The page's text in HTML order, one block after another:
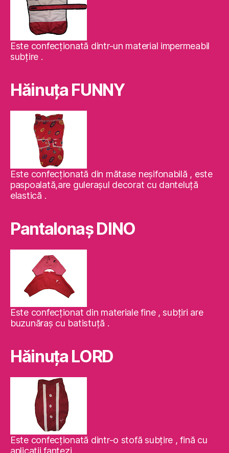
Este confecţionată dintr-un material impermeabil
subţire .
Hăinuţa FUNNY
Este confecţionată din mătase neşifonabilă , este
paspoalată,are guleraşul decorat cu danteluţă
elastică .
Pantalonaş DINO
Este confecţionat din materiale fine , subţiri are
buzunăraş cu batistuţă .
Hăinuţa LORD
Este confecţionată dintr-o stofă subţire , fină cu
aplicaţii fantezi .